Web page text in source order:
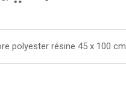
polyester résine 45 x 100 cm